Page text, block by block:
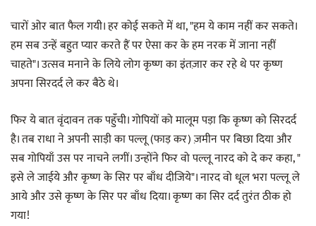
चारों ओर बात फैल गयी। हर कोई सकते में था, "हम ये काम नहीं कर सकते।
हम सब उन्हें बहुत प्यार करते हैं पर ऐसा कर के हम नरक में जाना नहीं
चाहते"। उत्सव मनाने के लिये लोग कृष्ण का इंतज़ार कर रहे थे पर कृष्ण
अपना सिरदर्द ले कर बैठे थे।
फिर ये बात वृंदावन तक पहुँची। गोपियों को मालूम पड़ा कि कृष्ण को सिरदर्द
है। तब राधा ने अपनी साड़ी का पल्लू (फाड़ कर) ज़मीन पर बिछा दिया और
सब गोपियाँ उस पर नाचने लगीं। उन्होंने फिर वो पल्लू नारद को दे कर कहा, "
इसे ले जाईये और कृष्ण के सिर पर बाँध दीजिये"। नारद वो धूल भरा पल्लू ले
आये और उसे कृष्ण के सिर पर बाँध दिया। कृष्ण का सिर दर्द तुरंत ठीक हो
गया!